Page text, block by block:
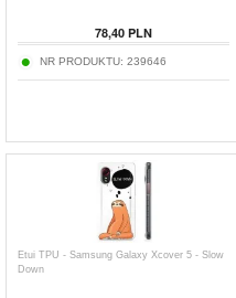
78,40 PLN
NR PRODUKTU: 239646
Etui TPU - Samsung Galaxy Xcover 5 - Slow
Down